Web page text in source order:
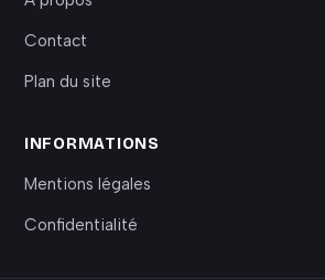
Contact
Plan du site
INFORMATIONS
Mentions légales
Confidentialité